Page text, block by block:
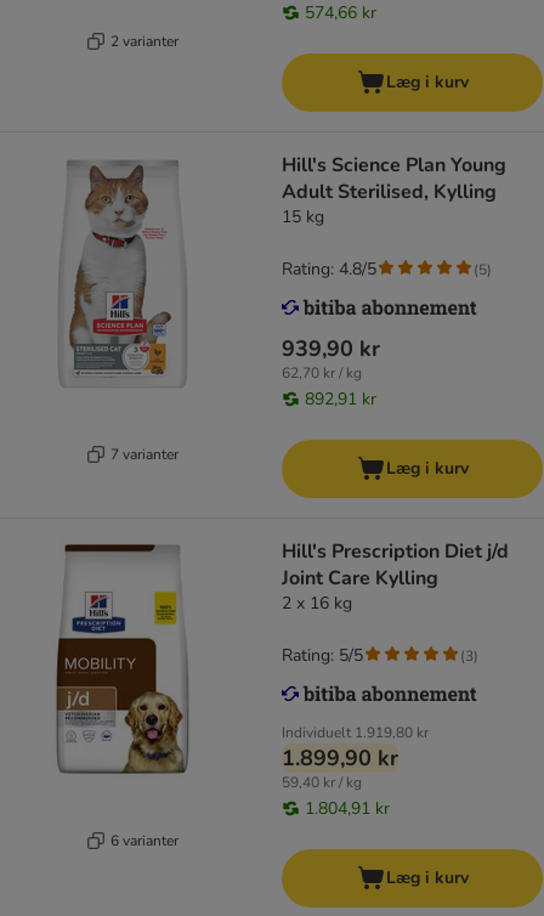
2 varianter
574,66 kr
Læg i kurv
7 varianter
Hill's Science Plan Young
Adult Sterilised, Kylling
15 kg
939,90 kr
62,70 kr / kg
892,91 kr
Rating: 4.8/5 (5)
Læg i kurv
6 varianter
Hill's Prescription Diet j/d
Joint Care Kylling
2 x 16 kg
Individuelt 1.919,80 kr
1.899,90 kr
59,40 kr / kg
1.804,91 kr
Rating: 5/5 (3)
Læg i kurv